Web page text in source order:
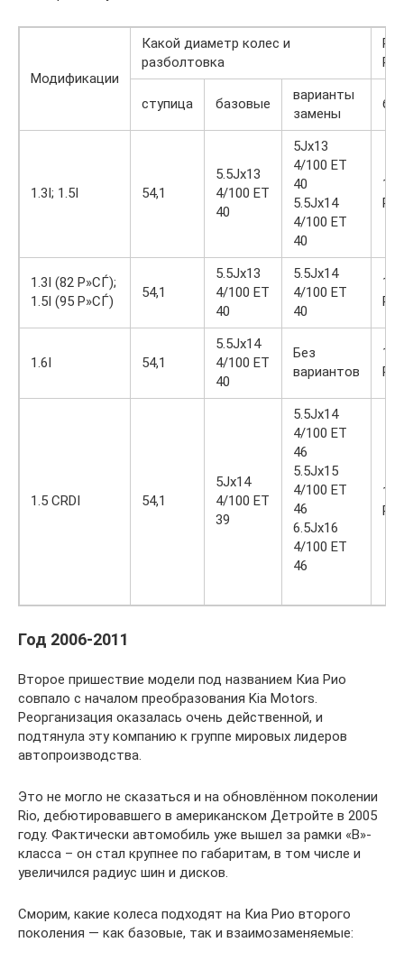
Модификации
Какой диаметр колес и
разболтовка
ступица базовые
варианты
замены
1.3I; 1.5I 54,1
5.5Jx13
4/100 ET
40
5Jx13
4/100 ET
40
5.5Jx14
4/100 ET
40
R13
1.3I (82 Р»СЃ);
1.5I (95 Р»СЃ)
54,1
5.5Jx13
4/100 ET
40
5.5Jx14
4/100 ET
40
R13
1.6I 54,1
5.5Jx14
4/100 ET
40
Без
вариантов
R14
1.5 CRDI 54,1
5Jx14
4/100 ET
39
5.5Jx14
4/100 ET
46
5.5Jx15
4/100 ET
46
6.5Jx16
4/100 ET
46
R14
Год 2006-2011
Второе пришествие модели под названием Киа Рио
совпало с началом преобразования Kia Motors.
Реорганизация оказалась очень действенной, и
подтянула эту компанию к группе мировых лидеров
автопроизводства.
Это не могло не сказаться и на обновлённом поколении
Rio, дебютировавшего в американском Детройте в 2005
году. Фактически автомобиль уже вышел за рамки «В»-
класса – он стал крупнее по габаритам, в том числе и
увеличился радиус шин и дисков.
Сморим, какие колеса подходят на Киа Рио второго
поколения — как базовые, так и взаимозаменяемые: